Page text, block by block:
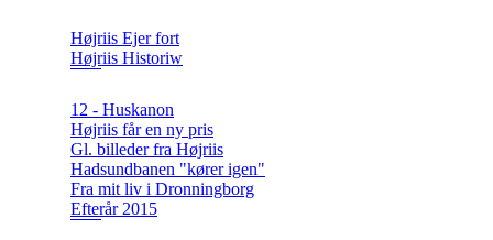
Højriis Ejer fort
Højriis Historiw
12 - Huskanon
Højriis får en ny pris
Gl. billeder fra Højriis
Hadsundbanen "kører igen"
Fra mit liv i Dronningborg
Efterår 2015